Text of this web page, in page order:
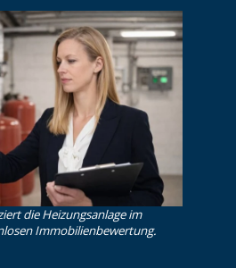
die Heizungsanlage im
Im­mo­bi­li­en­be­wer­tung.